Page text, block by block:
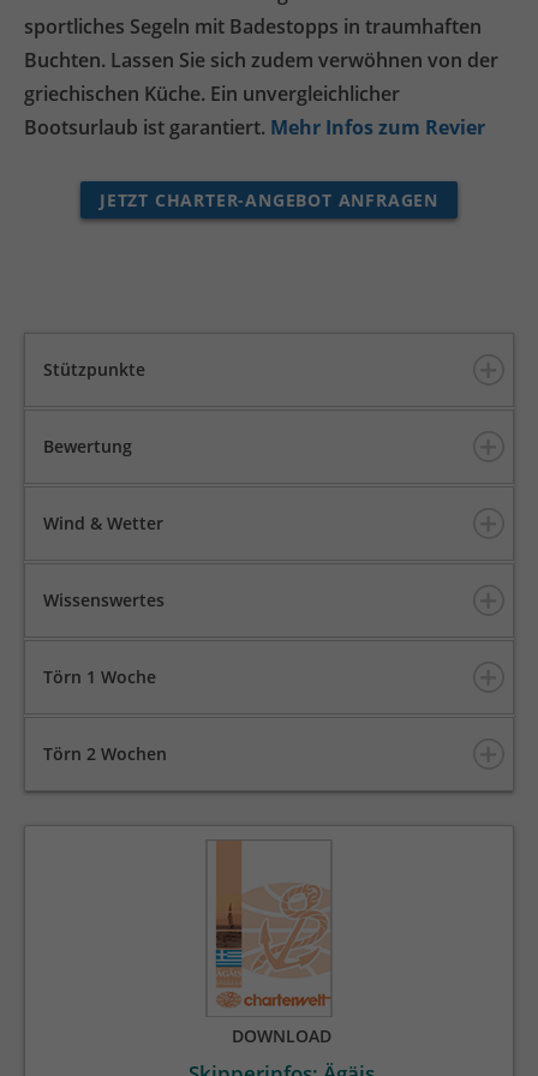
sportliches Segeln mit Badestopps in traumhaften
Buchten. Lassen Sie sich zudem verwöhnen von der
griechischen Küche. Ein unvergleichlicher
Bootsurlaub ist garantiert. Mehr Infos zum Revier
JETZT CHARTER-ANGEBOT ANFRAGEN
Stützpunkte
Bewertung
Wind & Wetter
Wissenswertes
Törn 1 Woche
Törn 2 Wochen
DOWNLOAD